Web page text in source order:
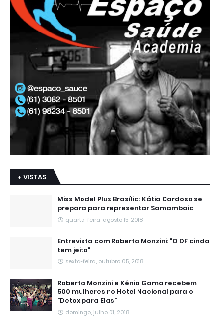
+ VISTAS
Miss Model Plus Brasília: Kátia Cardoso se
prepara para representar Samambaia
quarta-feira, agosto 15, 2018
Entrevista com Roberta Monzini: "O DF ainda
tem jeito"
sexta-feira, outubro 05, 2018
Roberta Monzini e Kênia Gama recebem
500 mulheres no Hotel Nacional para o
"Detox para Elas"
domingo, julho 01, 2018